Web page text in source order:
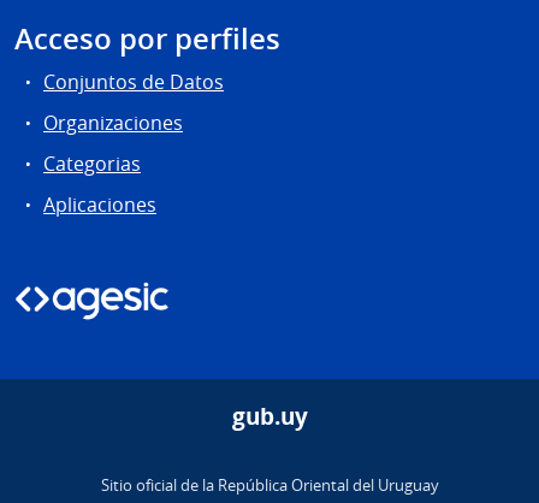
Acceso por perfiles
Conjuntos de Datos
Organizaciones
Categorias
Aplicaciones
gub.uy
Sitio oficial de la República Oriental del Uruguay